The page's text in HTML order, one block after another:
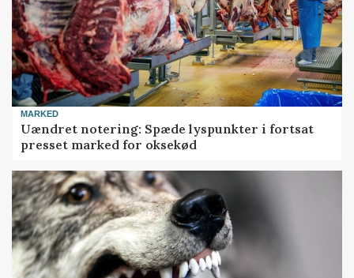
MARKED
Uændret notering: Spæde lyspunkter i fortsat
presset marked for oksekød